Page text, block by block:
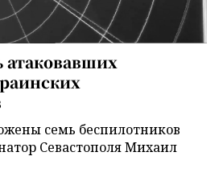
семь беспилотников
Севастополя Михаил